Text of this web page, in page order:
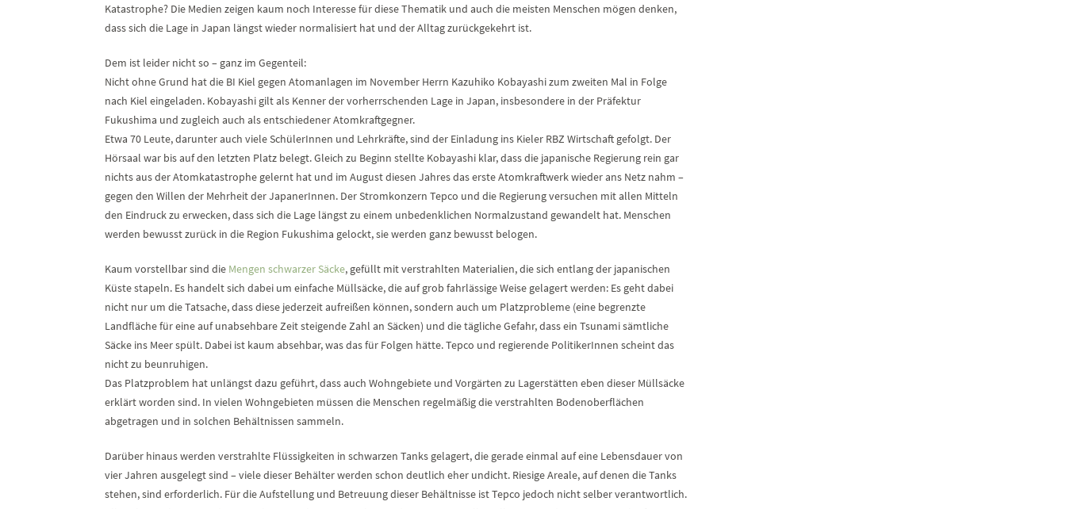
Katastrophe? Die Medien zeigen kaum noch Interesse für diese Thematik und auch die meisten Menschen mögen denken,
dass sich die Lage in Japan längst wieder normalisiert hat und der Alltag zurückgekehrt ist.
Dem ist leider nicht so – ganz im Gegenteil:
Nicht ohne Grund hat die BI Kiel gegen Atomanlagen im November Herrn Kazuhiko Kobayashi zum zweiten Mal in Folge
nach Kiel eingeladen. Kobayashi gilt als Kenner der vorherrschenden Lage in Japan, insbesondere in der Präfektur
Fukushima und zugleich auch als entschiedener Atomkraftgegner.
Etwa 70 Leute, darunter auch viele SchülerInnen und Lehrkräfte, sind der Einladung ins Kieler RBZ Wirtschaft gefolgt. Der
Hörsaal war bis auf den letzten Platz belegt. Gleich zu Beginn stellte Kobayashi klar, dass die japanische Regierung rein gar
nichts aus der Atomkatastrophe gelernt hat und im August diesen Jahres das erste Atomkraftwerk wieder ans Netz nahm –
gegen den Willen der Mehrheit der JapanerInnen. Der Stromkonzern Tepco und die Regierung versuchen mit allen Mitteln
den Eindruck zu erwecken, dass sich die Lage längst zu einem unbedenklichen Normalzustand gewandelt hat. Menschen
werden bewusst zurück in die Region Fukushima gelockt, sie werden ganz bewusst belogen.
Kaum vorstellbar sind die Mengen schwarzer Säcke, gefüllt mit verstrahlten Materialien, die sich entlang der japanischen
Küste stapeln. Es handelt sich dabei um einfache Müllsäcke, die auf grob fahrlässige Weise gelagert werden: Es geht dabei
nicht nur um die Tatsache, dass diese jederzeit aufreißen können, sondern auch um Platzprobleme (eine begrenzte
Landfläche für eine auf unabsehbare Zeit steigende Zahl an Säcken) und die tägliche Gefahr, dass ein Tsunami sämtliche
Säcke ins Meer spült. Dabei ist kaum absehbar, was das für Folgen hätte. Tepco und regierende PolitikerInnen scheint das
nicht zu beunruhigen.
Das Platzproblem hat unlängst dazu geführt, dass auch Wohngebiete und Vorgärten zu Lagerstätten eben dieser Müllsäcke
erklärt worden sind. In vielen Wohngebieten müssen die Menschen regelmäßig die verstrahlten Bodenoberflächen
abgetragen und in solchen Behältnissen sammeln.
Darüber hinaus werden verstrahlte Flüssigkeiten in schwarzen Tanks gelagert, die gerade einmal auf eine Lebensdauer von
vier Jahren ausgelegt sind – viele dieser Behälter werden schon deutlich eher undicht. Riesige Areale, auf denen die Tanks
stehen, sind erforderlich. Für die Aufstellung und Betreuung dieser Behältnisse ist Tepco jedoch nicht selber verantwortlich.